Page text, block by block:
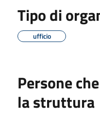
Tipo di
ufficio
Persone
la struttura